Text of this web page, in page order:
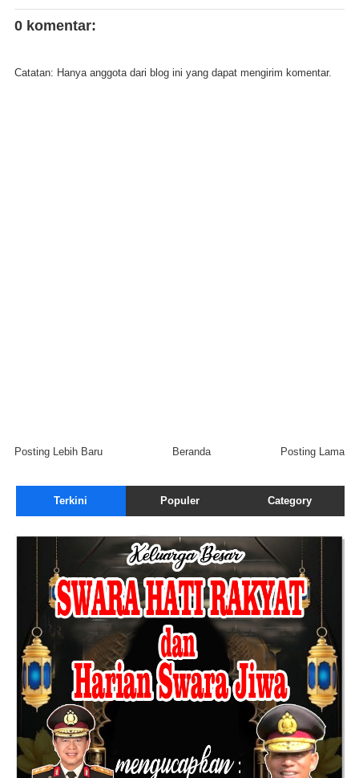
0 komentar:
Catatan: Hanya anggota dari blog ini yang dapat mengirim komentar.
Posting Lebih Baru Posting Lama
Beranda
Terkini Populer Category